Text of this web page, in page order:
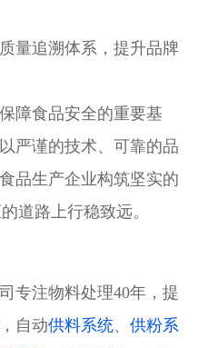
量追溯体系，提升品牌
障食品安全的重要基
严谨的技术、可靠的品
品生产企业构筑坚实的
道路上行稳致远。
专注物料处理40年，提
自动供料系统、 供粉系